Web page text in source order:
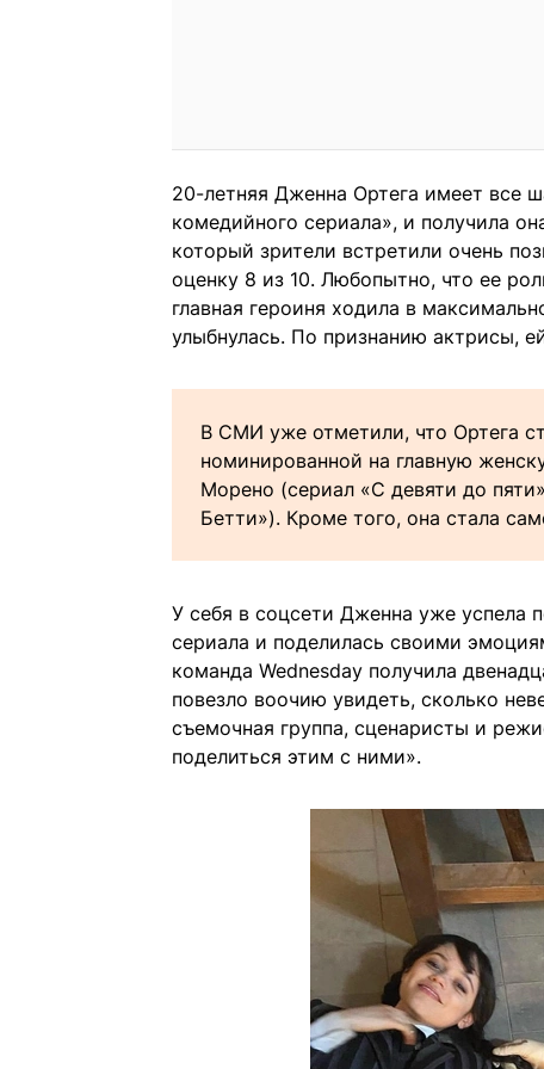
20-летняя Дженна Ортега имеет все
комедийного сериала», и получила
который зрители встретили очень
оценку 8 из 10. Любопытно, что ее
главная героиня ходила в
улыбнулась. По признанию актрисы,
В СМИ уже отметили, что Ортега
номинированной на главную
Морено (сериал «С девяти до
Бетти»). Кроме того, она стала
У себя в соцсети Дженна уже успела
сериала и поделилась своими
команда Wednesday получила
повезло воочию увидеть, сколько
съемочная группа, сценаристы и
поделиться этим с ними».